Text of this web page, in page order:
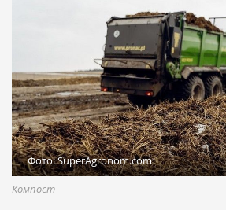
Фото: SuperAgronom.com
Компост